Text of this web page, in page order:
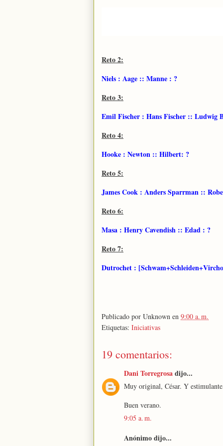
Reto 2:
Niels : Aage :: Manne : ?
Reto 3:
Emil Fischer : Hans Fischer :: Ludwig
Reto 4:
Hooke : Newton :: Hilbert: ?
Reto 5:
James Cook : Anders Sparrman ::
Reto 6:
Masa : Henry Cavendish :: Edad : ?
Reto 7:
Dutrochet :
Publicado por Unknown en 9:00 a. m.
Etiquetas: Iniciativas
19 comentarios:
Dani Torregrosadijo...
Muy original, César. Y
Buen verano.
9:05 a. m.
Anónimo dijo...